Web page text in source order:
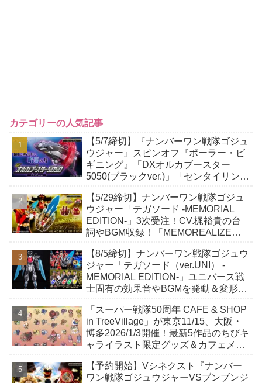
カテゴリーの人気記事
【5/7締切】『ナンバーワン戦隊ゴジュ
ウジャー』スピンオフ『ポーラー・ビ
ギニング』「DXオルカブースター
5050(ブラックver.)」「センタイリング
付属！
【5/29締切】ナンバーワン戦隊ゴジュ
ウジャー「テガソード -MEMORIAL
EDITION-」3次受注！CV.梶裕貴の台
詞やBGM収録！「MEMOREALIZE
【8/5締切】ナンバーワン戦隊ゴジュウ
ジャー「テガソード（ver.UNI） -
MEMORIAL EDITION-」ユニバース戦
士固有の効果音やBGMを発動＆変形！
「スーパー戦隊50周年 CAFE & SHOP
in TreeVillage」が東京11/15、大阪・
博多2026/1/3開催！最新5作品のちびキ
ャライラスト限定グッズ＆カフェメニ
【予約開始】Vシネクスト『ナンバー
ワン戦隊ゴジュウジャーVSブンブンジ